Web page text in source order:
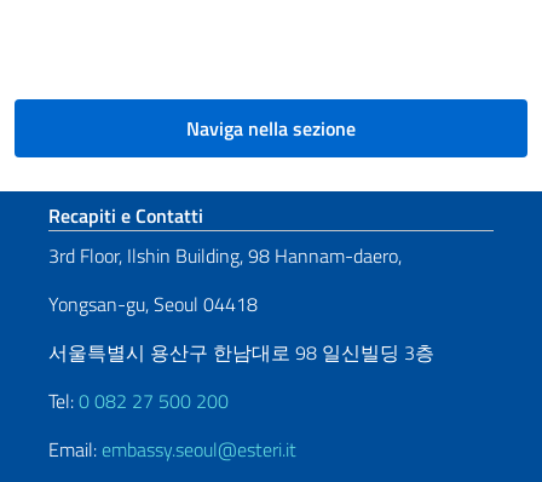
Naviga nella sezione
Sezione footer
Recapiti e Contatti
3rd Floor, Ilshin Building, 98 Hannam-daero,
Yongsan-gu, Seoul 04418
서울특별시 용산구 한남대로 98 일신빌딩 3층
Tel:0 082 27 500 200
Email: embassy.seoul@esteri.it